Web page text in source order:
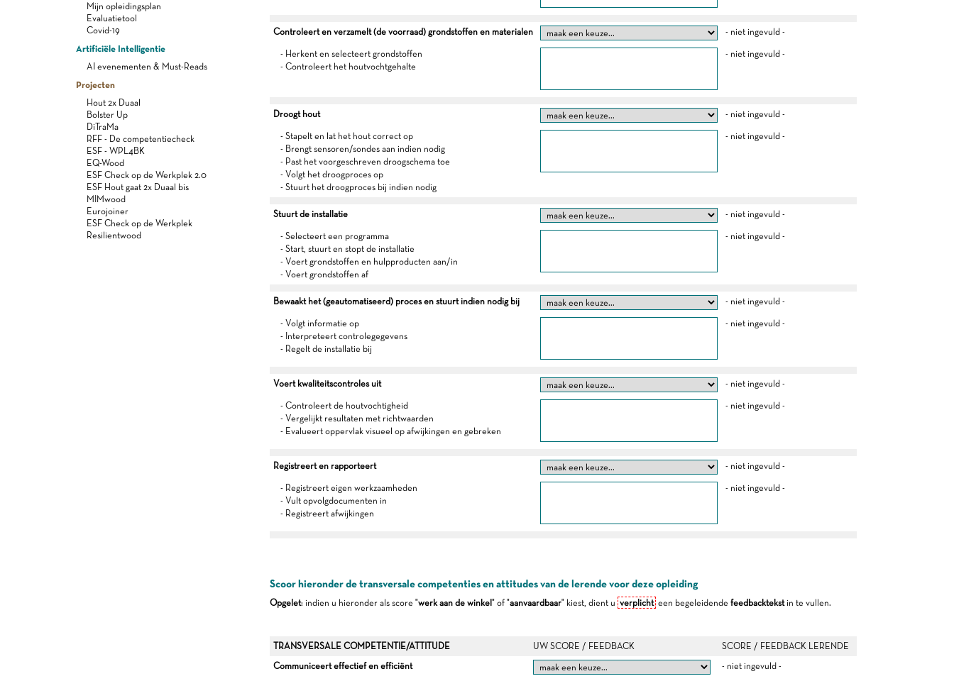
Mijn opleidingsplan
Evaluatietool
Covid-19
Artificiële Intelligentie
AI evenementen & Must-Reads
Projecten
Hout 2x Duaal
Bolster Up
DiTraMa
RFF - De competentiecheck
ESF - WPL4BK
EQ-Wood
ESF Check op de Werkplek 2.0
ESF Hout gaat 2x Duaal bis
MIMwood
Eurojoiner
ESF Check op de Werkplek
Resilientwood
Controleert en verzamelt (de voorraad) grondstoffen en materialen - niet ingevuld -
- Herkent en selecteert grondstoffen
- Controleert het houtvochtgehalte
- niet ingevuld -
Droogt hout - niet ingevuld -
- Stapelt en lat het hout correct op
- Brengt sensoren/sondes aan indien nodig
- Past het voorgeschreven droogschema toe
- Volgt het droogproces op
- Stuurt het droogproces bij indien nodig
- niet ingevuld -
Stuurt de installatie - niet ingevuld -
- Selecteert een programma
- Start, stuurt en stopt de installatie
- Voert grondstoffen en hulpproducten aan/in
- Voert grondstoffen af
- niet ingevuld -
Bewaakt het (geautomatiseerd) proces en stuurt indien nodig bij - niet ingevuld -
- Volgt informatie op
- Interpreteert controlegegevens
- Regelt de installatie bij
- niet ingevuld -
Voert kwaliteitscontroles uit - niet ingevuld -
- Controleert de houtvochtigheid
- Vergelijkt resultaten met richtwaarden
- Evalueert oppervlak visueel op afwijkingen en gebreken
- niet ingevuld -
Registreert en rapporteert - niet ingevuld -
- Registreert eigen werkzaamheden
- Vult opvolgdocumenten in
- Registreert afwijkingen
- niet ingevuld -
Scoor hieronder de transversale competenties en attitudes van de lerende voor deze opleiding
Opgelet: indien u hieronder als score "werk aan de winkel " of "aanvaardbaar" kiest, dient u verplichteen begeleidende feedbacktekstin te vullen.
TRANSVERSALE COMPETENTIE/ATTITUDE UW SCORE / FEEDBACK
SCORE / FEEDBACK LERENDE
Communiceert effectief en efficiënt
- niet ingevuld -